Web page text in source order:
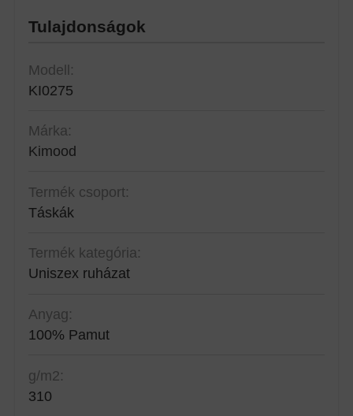
Tulajdonságok
Modell:
KI0275
Márka:
Kimood
Termék csoport:
Táskák
Termék kategória:
Uniszex ruházat
Anyag:
100% Pamut
g/m2:
310